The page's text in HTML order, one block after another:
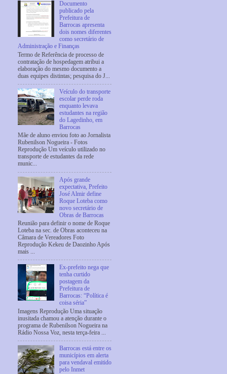
Documento
publicado pela
Prefeitura de
Barrocas apresenta
dois nomes diferentes
como secretário de
Administração e Finanças
Termo de Referência de processo de
contratação de hospedagem atribui a
elaboração do mesmo documento a
duas equipes distintas; pesquisa do J...
Veículo do transporte
escolar perde roda
enquanto levava
estudantes na região
do Lagedinho, em
Barrocas
Mãe de aluno enviou foto ao Jornalista
Rubenilson Nogueira - Fotos
Reprodução Um veículo utilizado no
transporte de estudantes da rede
munic...
Após grande
expectativa, Prefeito
José Almir define
Roque Loteba como
novo secretário de
Obras de Barrocas
Reunião para definir o nome de Roque
Loteba na sec. de Obras aconteceu na
Câmara de Vereadores Foto
Reprodução Kekeu de Daozinho Após
mais ...
Ex-prefeito nega que
tenha curtido
postagem da
Prefeitura de
Barrocas: “Política é
coisa séria”
Imagens Reprodução Uma situação
inusitada chamou a atenção durante o
programa de Rubenilson Nogueira na
Rádio Nossa Voz, nesta terça-feira ...
Barrocas está entre os
municípios em alerta
para vendaval emitido
pelo Inmet